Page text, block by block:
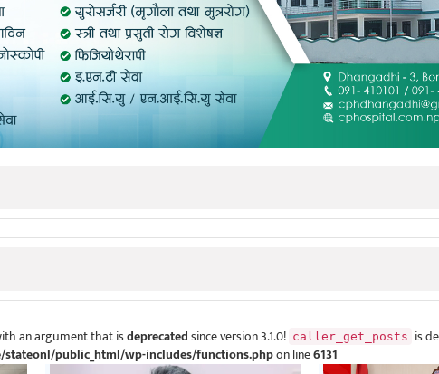
an argument that isdeprecatedsince version 3.1.0! caller_get_posts is
stateonl/public_html/wp-includes/functions.phpon line6131